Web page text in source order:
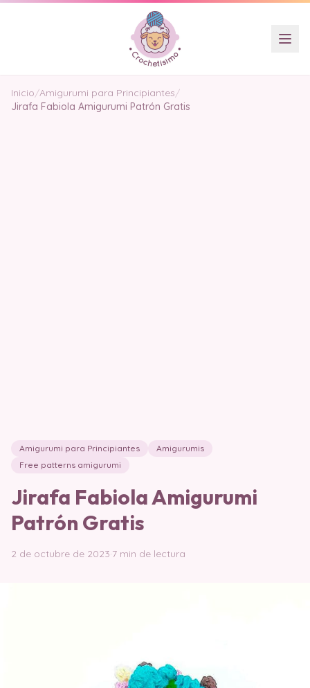
Inicio/Amigurumi para Principiantes/
Jirafa Fabiola Amigurumi Patrón Gratis
Amigurumi para Principiantes
Amigurumis
Free patterns amigurumi
Jirafa Fabiola Amigurumi
Patrón Gratis
2 de octubre de 2023·7 min de lectura